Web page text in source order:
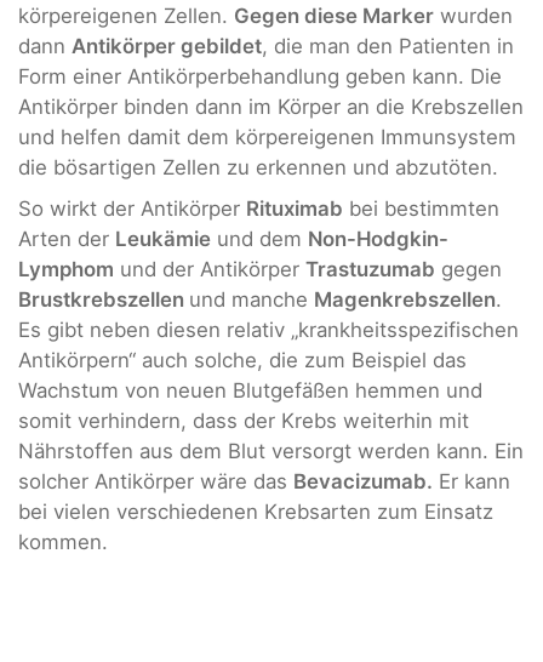
körpereigenen Zellen. Gegen diese Marker wurden
dann Antikörper gebildet, die man den Patienten in
Form einer Antikörperbehandlung geben kann. Die
Antikörper binden dann im Körper an die Krebszellen
und helfen damit dem körpereigenen Immunsystem
die bösartigen Zellen zu erkennen und abzutöten.
So wirkt der Antikörper Rituximab bei bestimmten
Arten der Leukämie und dem Non-Hodgkin-
Lymphom und der Antikörper Trastuzumab gegen
Brustkrebszellen und manche Magenkrebszellen.
Es gibt neben diesen relativ „krankheitsspezifischen
Antikörpern“ auch solche, die zum Beispiel das
Wachstum von neuen Blutgefäßen hemmen und
somit verhindern, dass der Krebs weiterhin mit
Nährstoffen aus dem Blut versorgt werden kann. Ein
solcher Antikörper wäre das Bevacizumab. Er kann
bei vielen verschiedenen Krebsarten zum Einsatz
kommen.